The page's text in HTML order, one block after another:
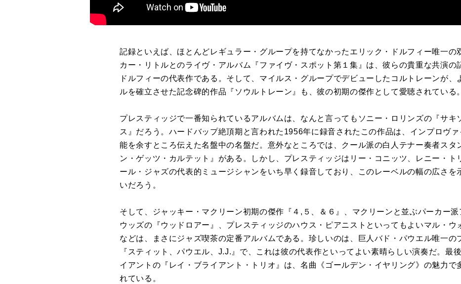
記録といえば、ほとんどレギュラー・グループを持てなかったエリック・ドルフィー唯一の
カー・リトルとのライヴ・アルバム『ファイヴ・スポット第１集』は、彼らの貴重な共演の
ドルフィーの代表作である。そして、マイルス・グループでデビューしたコルトレーンが、
ルを確立させた記念碑的作品『ソウルトレーン』も、彼の初期の傑作として愛聴されている。
プレスティッジで一番知られているアルバムは、なんと言ってもソニー・ロリンズの『サキ
ス』だろう。ハードバップ絶頂期と言われた1956年に録音されたこの作品は、インプロヴ
能を余すところ伝えた名盤中の名盤だ。意外なところでは、クール派の白人テナー奏者スタ
ン・ゲッツ・カルテット』がある。しかし、プレスティッジはリー・コニッツ、レニー・ト
ール・ジャズの代表的ミュージシャンをいち早く録音しており、このレーベルの幅の広さを
いだろう。
そして、ジャッキー・マクリーン初期の傑作『４,５、＆６』、マクリーンと並ぶパーカー派
ウッズの『ウッドロアー』、プレスティッジのハウス・ピアニストといってもよいマル・ウ
などは、まさにジャズ喫茶の定番アルバムである。珍しいのは、巨人バド・パウエル唯一の
『スティット、パウエル、J.J.』で、これは彼の代表作といってよい素晴らしい演奏だ。最
イアントの『レイ・ブライアント・トリオ』は、名曲《ゴールデン・イヤリング》の魅力で
れている。